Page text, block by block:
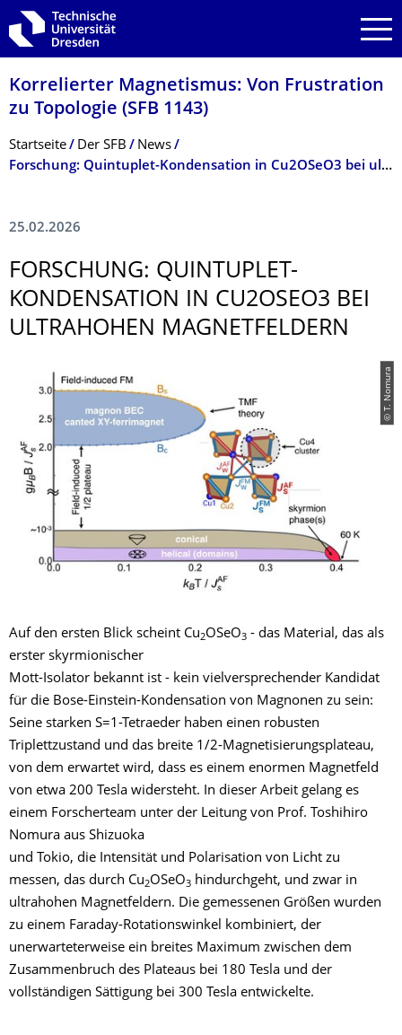
Zur Hauptnavigation springen
Zur Suche springen
Zum Inhalt springen
Korrelierter Magnetismus: Von Frustration
zu Topologie (SFB 1143)
Breadcrumb-Menü
Startseite Der SFB
News
Forschung: Quintuplet-Kondensation in Cu2OSeO3 bei ultrahohen Magnetfeldern
25.02.2026
FORSCHUNG: QUINTUPLET-
KONDENSATION IN CU2OSEO3 BEI
ULTRAHOHEN MAGNETFELDERN
© T. Nomura
Auf den ersten Blick scheint Cu2OSeO3 - das Material, das als
erster skyrmionischer
Mott-Isolator bekannt ist - kein vielversprechender Kandidat
für die Bose-Einstein-Kondensation von Magnonen zu sein:
Seine starken S=1-Tetraeder haben einen robusten
Triplettzustand und das breite 1/2-Magnetisierungsplateau,
von dem erwartet wird, dass es einem enormen Magnetfeld
von etwa 200 Tesla widersteht. In dieser Arbeit gelang es
einem Forscherteam unter der Leitung von Prof. Toshihiro
Nomura aus Shizuoka
und Tokio, die Intensität und Polarisation von Licht zu
messen, das durch Cu2OSeO3 hindurchgeht, und zwar in
ultrahohen Magnetfeldern. Die gemessenen Größen wurden
zu einem Faraday-Rotationswinkel kombiniert, der
unerwarteterweise ein breites Maximum zwischen dem
Zusammenbruch des Plateaus bei 180 Tesla und der
vollständigen Sättigung bei 300 Tesla entwickelte.